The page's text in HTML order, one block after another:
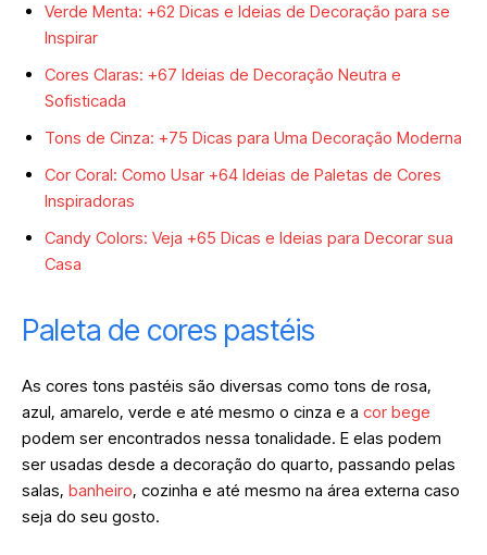
Verde Menta: +62 Dicas e Ideias de Decoração para se
Inspirar
Cores Claras: +67 Ideias de Decoração Neutra e
Sofisticada
Tons de Cinza: +75 Dicas para Uma Decoração Moderna
Cor Coral: Como Usar +64 Ideias de Paletas de Cores
Inspiradoras
Candy Colors: Veja +65 Dicas e Ideias para Decorar sua
Casa
Paleta de cores pastéis
As cores tons pastéis são diversas como tons de rosa,
azul, amarelo, verde e até mesmo o cinza e a cor bege
podem ser encontrados nessa tonalidade. E elas podem
ser usadas desde a decoração do quarto, passando pelas
salas, banheiro, cozinha e até mesmo na área externa caso
seja do seu gosto.